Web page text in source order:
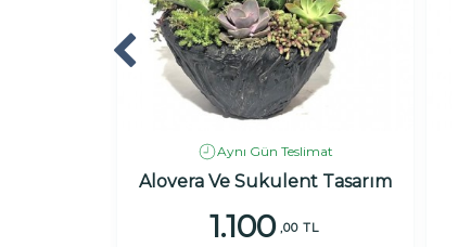
Aynı Gün Teslimat
Alovera Ve Sukulent Tasarım
1.100 ,00 TL